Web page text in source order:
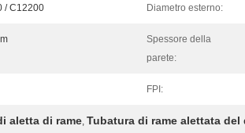
/ C12200 Diametro esterno:
Spessore della
parete:
FPI:
aletta di rame, Tubatura di rame alettata del